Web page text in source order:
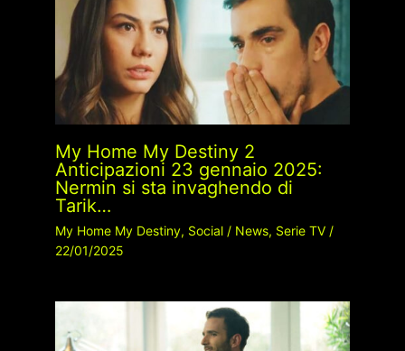
My Home My Destiny 2
Anticipazioni 23 gennaio 2025:
Nermin si sta invaghendo di
Tarik…
My Home My Destiny, Social/ News, Serie TV/
22/01/2025